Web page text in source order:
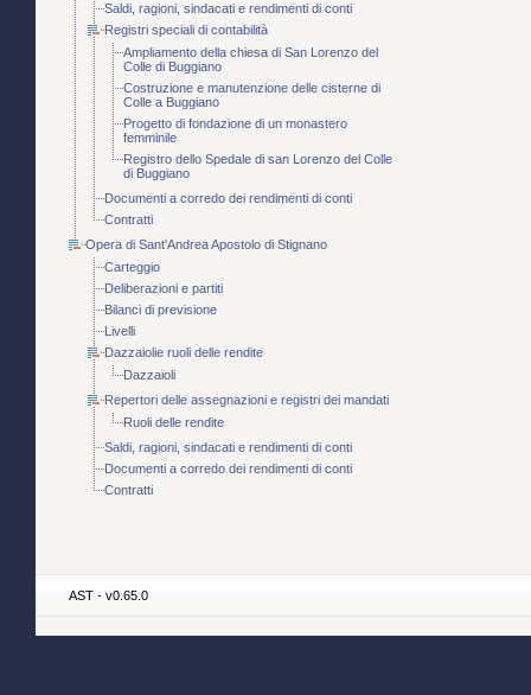
Saldi, ragioni, sindacati e rendimenti di conti
Registri speciali di contabilità
Ampliamento della chiesa di San Lorenzo del
Colle di Buggiano
Costruzione e manutenzione delle cisterne di
Colle a Buggiano
Progetto di fondazione di un monastero
femminile
Registro dello Spedale di san Lorenzo del Colle
di Buggiano
Documenti a corredo dei rendimenti di conti
Contratti
Opera di Sant'Andrea Apostolo di Stignano
Carteggio
Deliberazioni e partiti
Bilanci di previsione
Livelli
Dazzaiolie ruoli delle rendite
Dazzaioli
Repertori delle assegnazioni e registri dei mandati
Ruoli delle rendite
Saldi, ragioni, sindacati e rendimenti di conti
Documenti a corredo dei rendimenti di conti
Contratti
AST - v0.65.0